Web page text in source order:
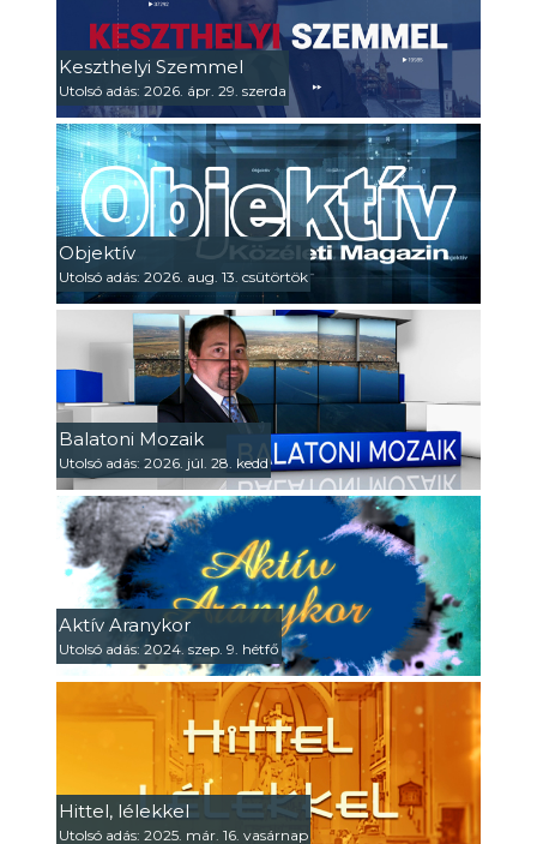
Keszthelyi Szemmel
Utolsó adás: 2026. ápr. 29. szerda
Objektív
Utolsó adás: 2026. aug. 13. csütörtök
Balatoni Mozaik
Utolsó adás: 2026. júl. 28. kedd
Aktív Aranykor
Utolsó adás: 2024. szep. 9. hétfő
Hittel, lélekkel
Utolsó adás: 2025. már. 16. vasárnap